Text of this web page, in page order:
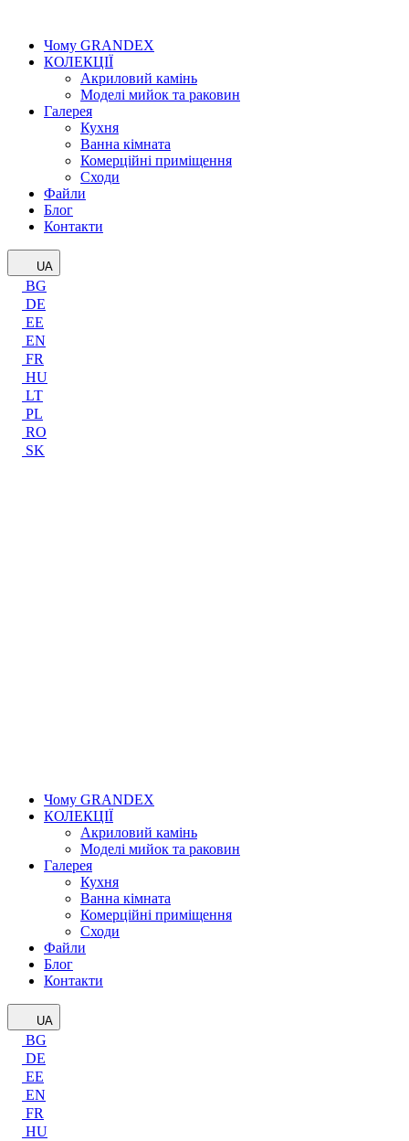
Чому GRANDEX
КОЛЕКЦІЇ
Акриловий камінь
Моделі мийок та раковин
Галерея
Кухня
Ванна кімната
Комерційні приміщення
Сходи
Файли
Блог
Контакти
UA
BG
DE
EE
EN
FR
HU
LT
PL
RO
SK
Чому GRANDEX
КОЛЕКЦІЇ
Акриловий камінь
Моделі мийок та раковин
Галерея
Кухня
Ванна кімната
Комерційні приміщення
Сходи
Файли
Блог
Контакти
UA
BG
DE
EE
EN
FR
HU